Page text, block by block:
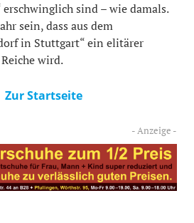
sind – wie damals.
sein, dass aus dem
in Stuttgart“ ein elitärer
wird.
Zur Startseite